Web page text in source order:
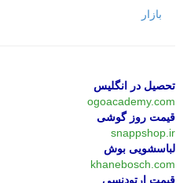
بازار
تحصیل در انگلیس
ogoacademy.com
قیمت روز گوشی
snappshop.ir
لباسشویی بوش
khanebosch.com
قیمت ارتودنسی